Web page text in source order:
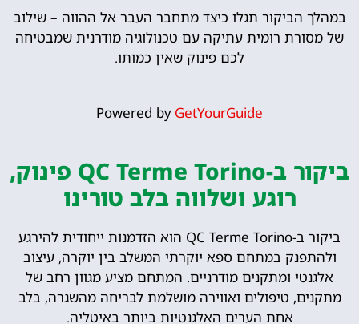
במהלך הביקור תגלו כיצד מתחבר העבר אל ההווה – שילוב
של מסורת רומית עתיקה עם טכנולוגיה מודרנית שמבטיחה
לכם פינוק שאין כמותו.
Powered by GetYourGuide
ביקור ב-QC Terme Torino פינוק,
רוגע ושלווה בלב טורינו
ביקור ב-QC Terme Torino הוא הזדמנות ייחודית להירגע
ולהתפנק במתחם ספא יוקרתי המשלב בין יוקרה, עיצוב
אלגנטי ומתקנים מודרניים. המתחם מציע מגוון רחב של
מתקנים, טיפולים ואווירה מושלמת לבריחה מהשגרה, בלב
אחת הערים האלגנטיות ביותר באיטליה.